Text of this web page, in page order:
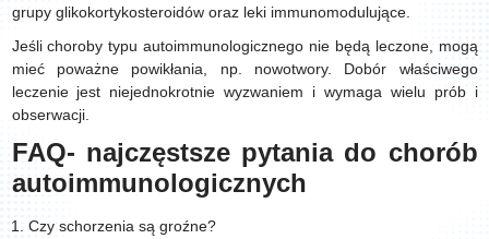
grupy glikokortykosteroidów oraz leki immunomodulujące.
Jeśli choroby typu autoimmunologicznego nie będą leczone, mogą
mieć poważne powikłania, np. nowotwory. Dobór właściwego
leczenie jest niejednokrotnie wyzwaniem i wymaga wielu prób i
obserwacji.
FAQ- najczęstsze pytania do chorób
autoimmunologicznych
Czy schorzenia są groźne?